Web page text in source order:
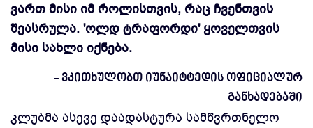
ვართ მისი იმ როლისთვის, რაც ჩვენთვის
შეასრულა. 'ოლდ ტრაფორდი' ყოველთვის
მისი სახლი იქნება.
- ვკითხულობთ იუნაიტტედის ოფიციალურ
განხადებაში
კლუბმა ასევე დაადასტურა სამწვრთნელო